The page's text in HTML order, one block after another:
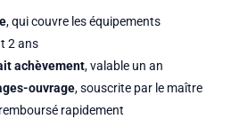
, qui couvre les équipements
2 ans
achèvement, valable un an
ouvrage, souscrite par le maître
rapidement